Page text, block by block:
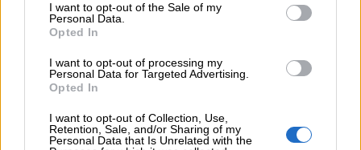
I want to opt-out of the Sale of my
Personal Data.
Opted In
I want to opt-out of processing my
Personal Data for Targeted Advertising.
Opted In
I want to opt-out of Collection, Use,
Retention, Sale, and/or Sharing of my
Personal Data that Is Unrelated with the